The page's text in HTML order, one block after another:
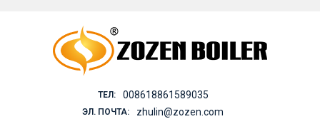
ТЕЛ: 008618861589035
ЭЛ. ПОЧТА: zhulin@zozen.com